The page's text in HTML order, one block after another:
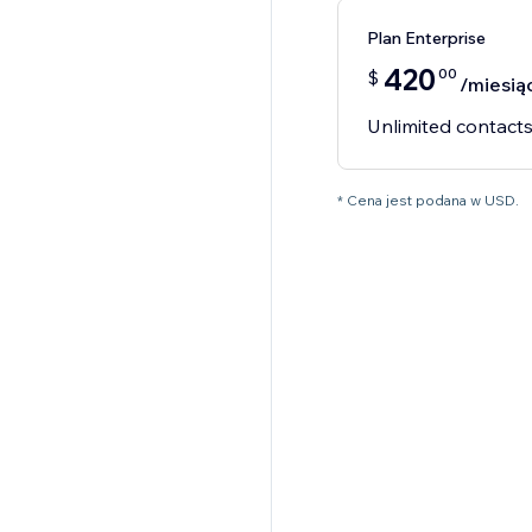
Plan Enterprise
$ 420 00 /
Unlimited contacts
* Cena jest podana w USD.